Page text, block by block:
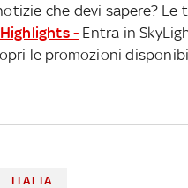
che devi sapere? Le
- Entra in
le promozioni
ITALIA